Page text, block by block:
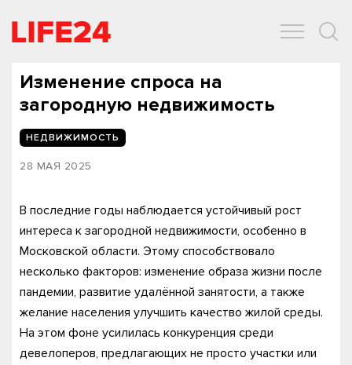
Изменение спроса на
загородную недвижимость
НЕДВИЖИМОСТЬ
28 МАЯ 2025
В последние годы наблюдается устойчивый рост
интереса к загородной недвижимости, особенно в
Московской области. Этому способствовало
несколько факторов: изменение образа жизни после
пандемии, развитие удалённой занятости, а также
желание населения улучшить качество жилой среды.
На этом фоне усилилась конкуренция среди
девелоперов, предлагающих не просто участки или